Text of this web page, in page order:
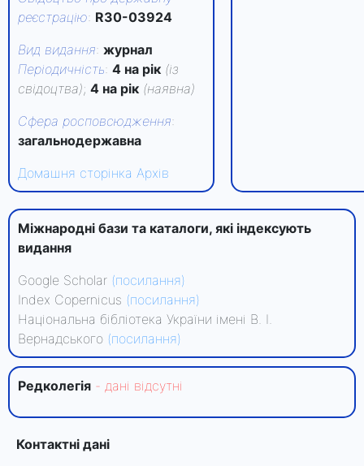
реєстрацію: R30-03924
Вид видання: журнал
Періодичність: 4 на рік (із
свідоцтва); 4 на рік (наявна)
Сфера росповсюдження:
загальнодержавна
Домашня сторінка Архів
Міжнародні бази та каталоги, які індексують
видання
Google Scholar (посилання)
Index Copernicus (посилання)
Національна бібліотека України імені В. І.
Вернадського (посилання)
Редколегiя - данi вiдсутнi
Контактні дані